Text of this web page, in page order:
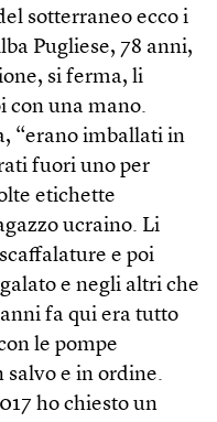
sotterraneo ecco i
Pugliese, 78 anni,
si ferma, li
con una mano.
“erano imballati in
fuori uno per
etichette
ucraino. Li
e poi
e negli altri che
fa qui era tutto
le pompe
salvo e in ordine.
ho chiesto un